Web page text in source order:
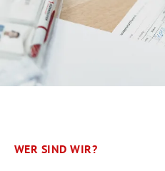
WER SIND WIR?